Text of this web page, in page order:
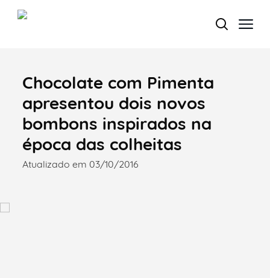
Termo de Pesquisa
Categorias gerais
Chocolate com Pimenta
apresentou dois novos
bombons inspirados na
época das colheitas
Atualizado em 03/10/2016